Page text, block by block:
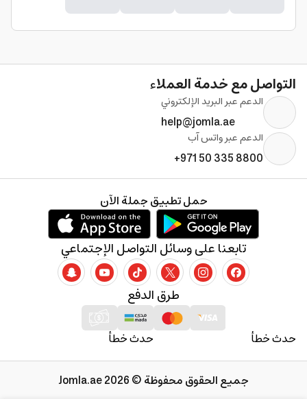
التواصل مع خدمة العملاء
الدعم عبر البريد الإلكتروني
help@jomla.ae
الدعم عبر واتس آب
+971 50 335 8800
حدث خطأ حدث خطأ
طرق الدفع
تابعنا على وسائل التواصل الإجتماعي
حمل تطبيق جملة الآن
جميع الحقوق محفوظة © 2026 Jomla.ae